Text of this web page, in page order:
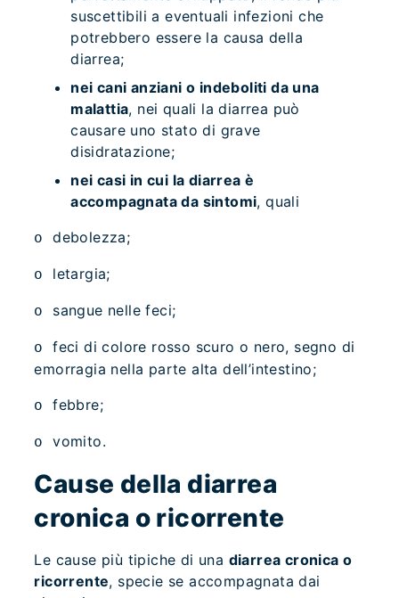
suscettibili a eventuali infezioni che
potrebbero essere la causa della
diarrea;
nei cani anziani o indeboliti da una
malattia, nei quali la diarrea può
causare uno stato di grave
disidratazione;
nei casi in cui la diarrea è
accompagnata da sintomi, quali
odebolezza;
o letargia;
o sangue nelle feci;
ofeci di colore rosso scuro o nero, segno di
emorragia nella parte alta dell’intestino;
ofebbre;
ovomito.
Cause della diarrea
cronica o ricorrente
Le cause più tipiche di una diarrea cronica o
ricorrente, specie se accompagnata dai